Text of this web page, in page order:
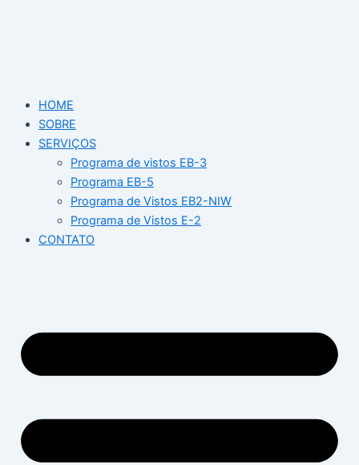
HOME
SOBRE
SERVIÇOS
Programa de vistos EB-3
Programa EB-5
Programa de Vistos EB2-NIW
Programa de Vistos E-2
CONTATO